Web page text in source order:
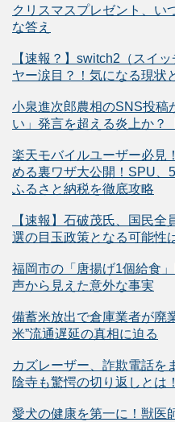
クリスマスプレゼント、い
な答え
【速報？】switch2（スイ
ヤー涙目？！気になる現状
小泉進次郎農相のSNS投稿
い」発言を超える炎上か？
楽天モバイルユーザー必見
める裏ワザ大公開！SPU、
ふるさと納税を徹底攻略
【速報】石破茂氏、国民
選の目玉政策となる可能性
福岡市の「唐揚げ1個給食
声から見えた意外な事実
備蓄米放出で倉庫業者が廃
米”流通遅延の真相に迫る
カズレーザー、詐欺電話を
陰寺も驚愕の切り返しとは
愛犬の健康を第一に！獣医